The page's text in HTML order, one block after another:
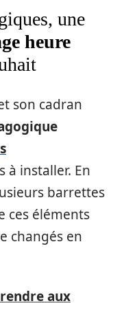
une
heure
son cadran
à installer. En
barrettes
ces éléments
changés en
aux